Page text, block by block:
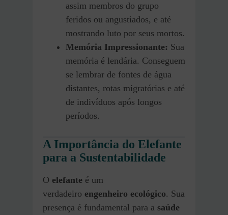
assim membros do grupo
feridos ou angustiados, e até
mostrando luto por seus mortos.
Memória Impressionante: Sua
memória é lendária. Conseguem
se lembrar de fontes de água
distantes, rotas migratórias e até
de indivíduos após longos
períodos.
A Importância do Elefante
para a Sustentabilidade
O elefante é um
verdadeiro engenheiro ecológico. Sua
presença é fundamental para a saúde